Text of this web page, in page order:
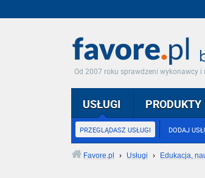
Od 2007 roku sprawdzeni wykonawcy
USŁUGI
PRZEGLĄDASZ USŁUGI DODAJ
PRODUKTY
Favore.pl › Usługi › Edukacja,